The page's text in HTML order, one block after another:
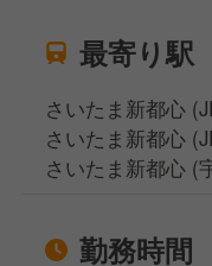
最寄り駅
さいたま新都心
さいたま新都心
さいたま新都心 (
勤務時間